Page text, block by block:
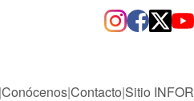
|Conócenos|Contacto|Sitio INFOR